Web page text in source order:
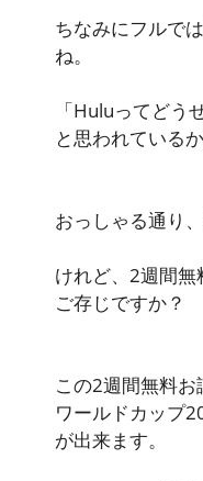
ちなみにフルで
ね。
「Huluってどう
と思われている
おっしゃる通り
けれど、 2週間無
ご存じですか？
この2週間無料
ワールドカップ
が出来ます。